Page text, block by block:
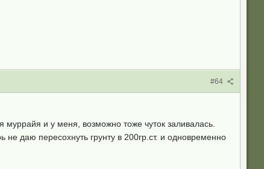
#64
и у меня, возможно тоже чуток заливалась.
не даю пересохнуть грунту в 200гр.ст. и одновременно